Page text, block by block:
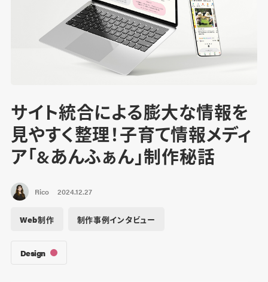
サイト統合による膨大な情報を
見やすく整理！子育て情報メディ
ア「&あんふぁん」制作秘話
Rico 2024.12.27
Web制作 制作事例インタビュー
Design